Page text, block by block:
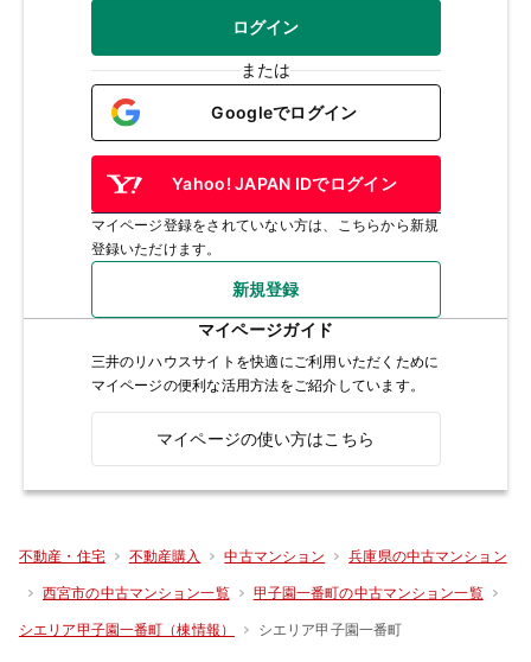
ログイン
または
Googleでログイン
Yahoo! JAPAN IDでログイン
マイページ登録をされていない方は、こちらから新規
登録いただけます。
新規登録
マイページガイド
三井のリハウスサイトを快適にご利用いただくために
マイページの便利な活用方法をご紹介しています。
マイページの使い方はこちら
不動産・住宅 不動産購入 中古マンション 兵庫県の中古マンション
西宮市の中古マンション一覧 甲子園一番町の中古マンション一覧
シエリア甲子園一番町（棟情報） シエリア甲子園一番町